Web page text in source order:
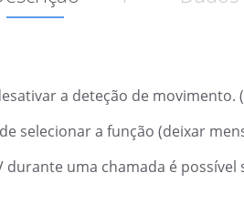
a deteção de movimento.
selecionar a função (deixar
durante uma chamada é